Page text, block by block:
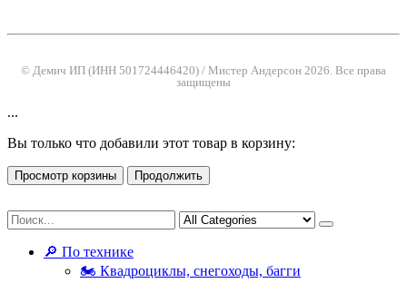
© Демич ИП (ИНН 501724446420) / Мистер Андерсон 2026. Все права
защищены
...
Вы только что добавили этот товар в корзину:
Просмотр корзины Продолжить
🔎 По технике
🏍 Квадроциклы, снегоходы, багги